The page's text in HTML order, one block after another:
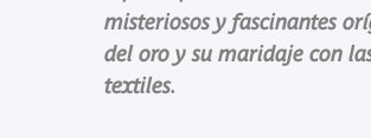
misteriosos y fascinantes
del oro y su maridaje con
textiles.